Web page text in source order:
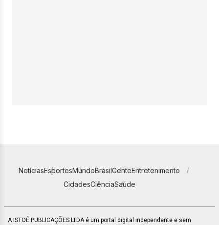
NotíciasEsportesMundoBrasilGenteEntretenimento
CidadesCiênciaSaúde
A ISTOÉ PUBLICAÇÕES LTDA é um portal digital independente e sem